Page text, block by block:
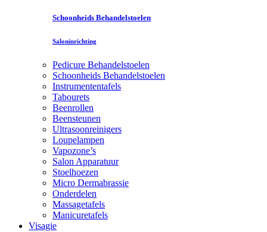
Schoonheids Behandelstoelen
Saloninrichting
Pedicure Behandelstoelen
Schoonheids Behandelstoelen
Instrumententafels
Tabourets
Beenrollen
Beensteunen
Ultrasoonreinigers
Loupelampen
Vapozone’s
Salon Apparatuur
Stoelhoezen
Micro Dermabrassie
Onderdelen
Massagetafels
Manicuretafels
Visagie